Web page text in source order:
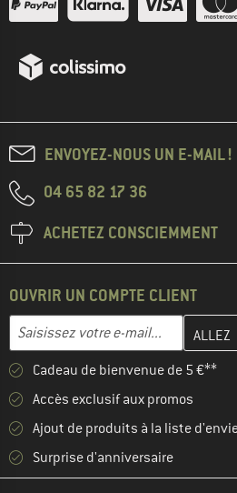
ENVOYEZ-NOUS UN E-MAIL !
04 65 82 17 36
ACHETEZ CONSCIEMMENT
OUVRIR UN COMPTE CLIENT
Adresse e-mail
Entrez votre adresse e-mail ici et
Cadeau de bienvenue de 5 €**
Accès exclusif aux promos
Ajout de produits à la liste
Surprise d'anniversaire